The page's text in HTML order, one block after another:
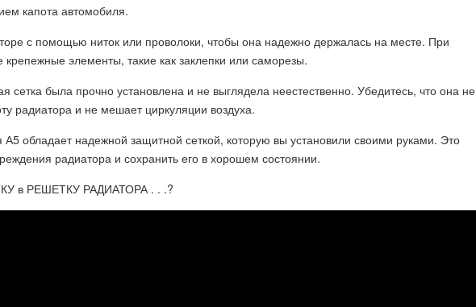
капота автомобиля.
с помощью ниток или проволоки, чтобы она надежно держалась на месте. При
крепежные элементы, такие как заклепки или саморезы.
сетка была прочно установлена и не выглядела неестественно. Убедитесь, что она не
радиатора и не мешает циркуляции воздуха.
обладает надежной защитной сеткой, которую вы установили своими руками. Это
радиатора и сохранить его в хорошем состоянии.
в РЕШЕТКУ РАДИАТОРА . . .?